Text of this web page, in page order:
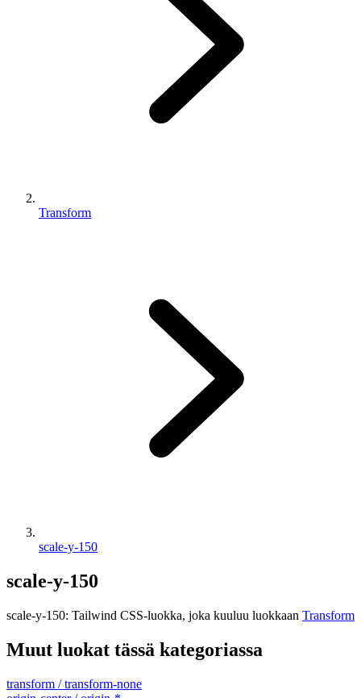
Transform
scale-y-150
scale-y-150
scale-y-150: Tailwind CSS-luokka, joka kuuluu luokkaan Transform
Muut luokat tässä kategoriassa
transform / transform-none